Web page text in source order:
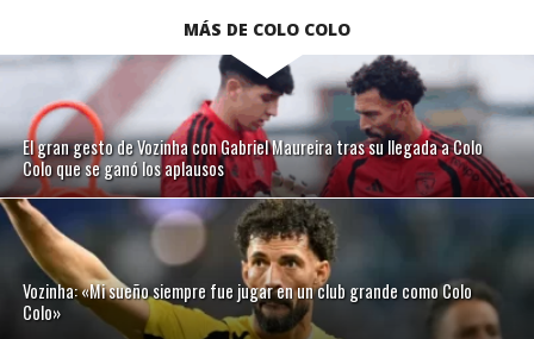
MÁS DE COLO COLO
El gran gesto de Vozinha con Gabriel Maureira tras su llegada a Colo
Colo que se ganó los aplausos
Vozinha: «Mi sueño siempre fue jugar en un club grande como Colo
Colo»